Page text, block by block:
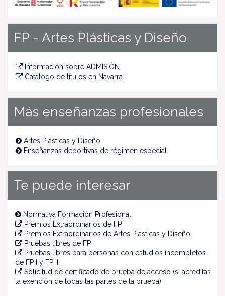
FP - Artes Plásticas y Diseño
Información sobre ADMISIÓN
Catálogo de títulos en Navarra
Más enseñanzas profesionales
Artes Plásticas y Diseño
Enseñanzas deportivas de régimen especial
Te puede interesar
Normativa Formación Profesional
Premios Extraordinarios de FP
Premios Extraordinarios de Artes Plásticas y Diseño
Pruebas libres de FP
Pruebas libres para personas con estudios incompletos
de FP I y FP II
Solicitud de certificado de prueba de acceso (si acreditas
la exención de todas las partes de la prueba)